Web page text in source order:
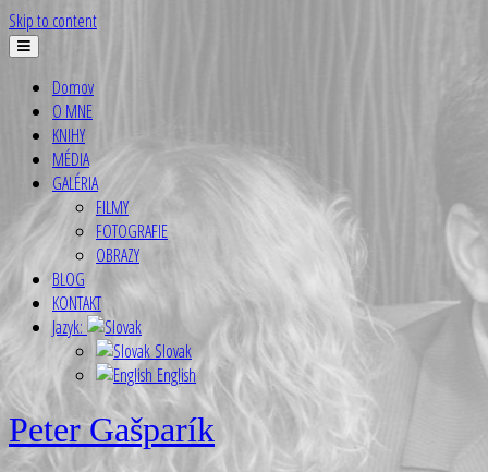
Skip to content
Domov
O MNE
KNIHY
MÉDIA
GALÉRIA
FILMY
FOTOGRAFIE
OBRAZY
BLOG
KONTAKT
Jazyk:
Slovak
English
Peter Gašparík